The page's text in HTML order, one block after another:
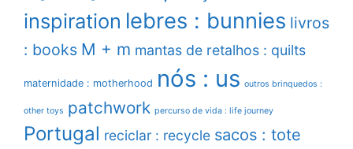
inspiration lebres : bunnies livros
: books M + m mantas de retalhos : quilts
maternidade : motherhood nós : us outros brinquedos :
other toys patchwork percurso de vida : life journey
Portugal reciclar : recycle sacos : tote